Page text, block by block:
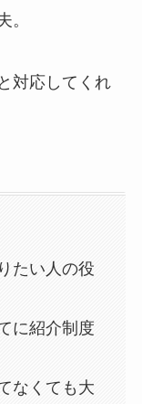
。
対応してくれ
たい人の役
に紹介制度
なくても大